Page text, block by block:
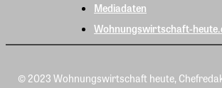
Mediadaten
Wohnungswirtschaft-
© 2023 Wohnungswirtschaft heute,